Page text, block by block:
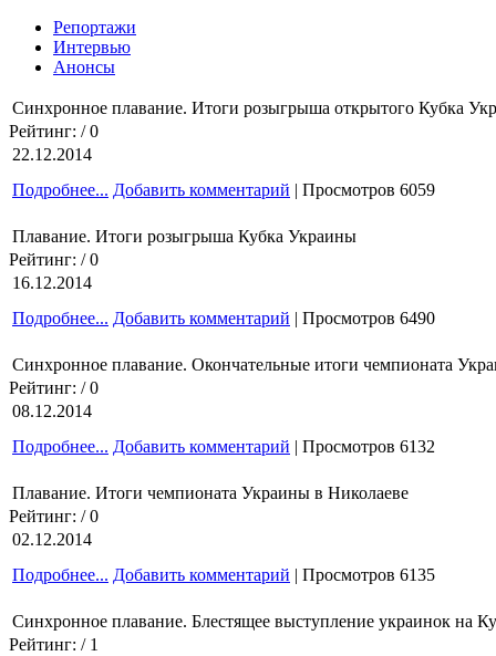
Репортажи
Интервью
Анонсы
Синхронное плавание. Итоги розыгрыша открытого Кубка
Рейтинг: / 0
22.12.2014
Подробнее... Добавить комментарий | Просмотров 6059
Плавание. Итоги розыгрыша Кубка Украины
Рейтинг: / 0
16.12.2014
Подробнее... Добавить комментарий | Просмотров 6490
Синхронное плавание. Окончательные итоги чемпионата
Рейтинг: / 0
08.12.2014
Подробнее... Добавить комментарий | Просмотров 6132
Плавание. Итоги чемпионата Украины в Николаеве
Рейтинг: / 0
02.12.2014
Подробнее... Добавить комментарий | Просмотров 6135
Синхронное плавание. Блестящее выступление украинок на
Рейтинг: / 1